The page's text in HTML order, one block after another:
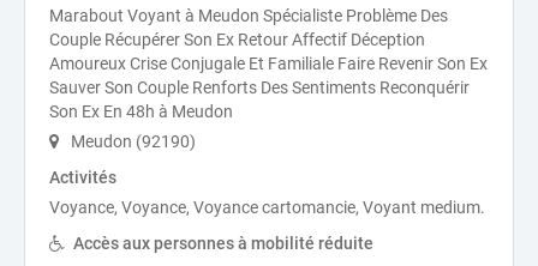
Marabout Voyant à Meudon Spécialiste Problème Des
Couple Récupérer Son Ex Retour Affectif Déception
Amoureux Crise Conjugale Et Familiale Faire Revenir Son Ex
Sauver Son Couple Renforts Des Sentiments Reconquérir
Son Ex En 48h à Meudon
Meudon (92190)
Activités
Voyance, Voyance, Voyance cartomancie, Voyant medium.
Accès aux personnes à mobilité réduite